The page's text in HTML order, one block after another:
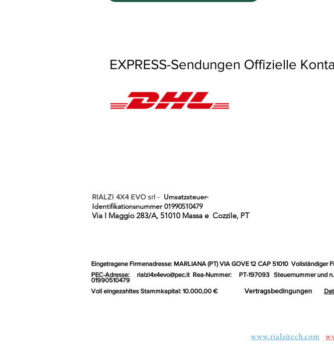
EXPRESS-Sendungen Offizielle
RIALZI 4X4 EVO srl - Umsatzsteuer-
Identifikationsnummer 01990510479
Via I Maggio 283/A, 51010 Massa e Cozzile, PT
Eingetragene Firmenadresse: MARLIANA (PT) VIA GOVE 12 CAP 51010 Vollständiger
PEC-Adresse:
rialzi4x4evo@pec.it Rea-Nummer: PT-197093 Steuernummer und
01990510479
Voll eingezahltes Stammkapital: 10.000,00 €
Vertragsbedingungen
www.rialzitech.com